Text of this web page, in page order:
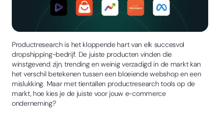
Productresearch is het kloppende hart van elk succesvol
dropshipping-bedrijf. De juiste producten vinden die
winstgevend zijn, trending en weinig verzadigd in de markt kan
het verschil betekenen tussen een bloeiende webshop en een
mislukking. Maar met tientallen productresearch tools op de
markt, hoe kies je de juiste voor jouw e-commerce
onderneming?